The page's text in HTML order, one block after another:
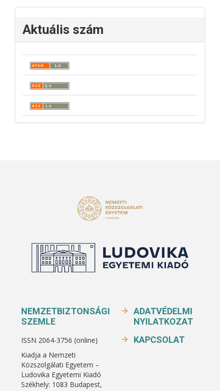
Aktuális szám
NEMZETBIZTONSÁGI
SZEMLE
ISSN 2064-3756 (online)
Kiadja a Nemzeti
Közszolgálati Egyetem –
Ludovika Egyetemi Kiadó
Székhely: 1083 Budapest,
ADATVÉDELMI
NYILATKOZAT
KAPCSOLAT